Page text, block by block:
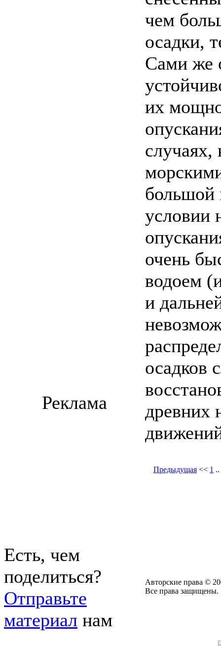
чем
осадки,
Сами же
их
случаях,
большой
условии
очень
водоем
и
осадков
древних
Предыдущая << 1 ..
Реклама
Есть, чем
поделиться?
Отправьте
материал нам
Авторские права ©
Все права защищены.